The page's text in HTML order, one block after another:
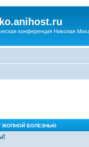
конференция Николая
ЖОПНОЙ БОЛЕЗНЬЮ